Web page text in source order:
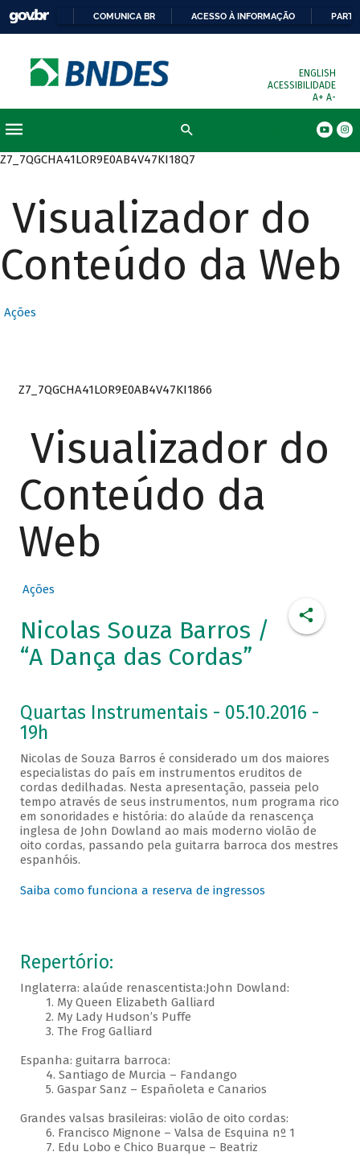
COMUNICA BR ACESSO À INFORMAÇÃO
ENGLISH
ACESSIBILIDADE
A+ A-
Z7_7QGCHA41LOR9E0AB4V47KI18Q7
Visualizador do
Conteúdo da Web
Ações
Z7_7QGCHA41LOR9E0AB4V47KI1866
Visualizador do
Conteúdo da
Web
Ações
Nicolas Souza Barros /
“A Dança das Cordas”
Quartas Instrumentais - 05.10.2016 -
19h
Nicolas de Souza Barros é considerado um dos maiores
especialistas do país em instrumentos eruditos de
cordas dedilhadas. Nesta apresentação, passeia pelo
tempo através de seus instrumentos, num programa rico
em sonoridades e história: do alaúde da renascença
inglesa de John Dowland ao mais moderno violão de
oito cordas, passando pela guitarra barroca dos mestres
espanhóis.
Saiba como funciona a reserva de ingressos
Repertório:
Inglaterra: alaúde renascentista:John Dowland:
1. My Queen Elizabeth Galliard
2. My Lady Hudson’s Puffe
3. The Frog Galliard
Espanha: guitarra barroca:
4. Santiago de Murcia – Fandango
5. Gaspar Sanz – Españoleta e Canarios
Grandes valsas brasileiras: violão de oito cordas:
6. Francisco Mignone – Valsa de Esquina nº 1
7. Edu Lobo e Chico Buarque – Beatriz